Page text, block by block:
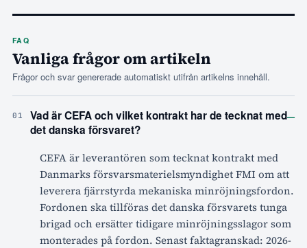
FAQ
Vanliga frågor om artikeln
Frågor och svar genererade automatiskt utifrån artikelns innehåll.
01
Vad är CEFA och vilket kontrakt har de tecknat med
det danska försvaret?
–
CEFA är leverantören som tecknat kontrakt med
Danmarks försvarsmaterielsmyndighet FMI om att
leverera fjärrstyrda mekaniska minröjningsfordon.
Fordonen ska tillföras det danska försvarets tunga
brigad och ersätter tidigare minröjningsslagor som
monterades på fordon. Senast faktagranskad: 2026-